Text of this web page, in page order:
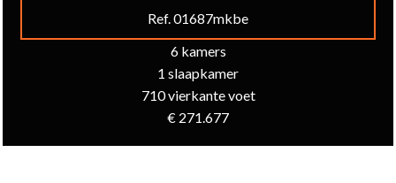
Ref. 01687mkbe
6 kamers
1 slaapkamer
710 vierkante voet
€ 271.677